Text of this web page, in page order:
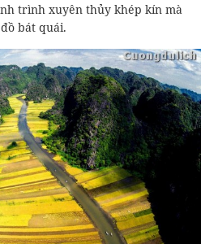
trình xuyên thủy khép kín mà
bát quái.